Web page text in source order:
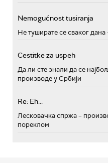
Nemogućnost tusiranja
Не туширате се сваког дана
Cestitke za uspeh
Да ли сте знали да се
производе у Србији
Re: Eh...
Лесковачка спржа –
пореклом